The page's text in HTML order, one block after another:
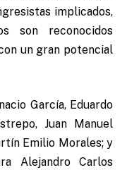
implicados,
son reconocidos
un gran potencial
García, Eduardo
Juan Manuel
Emilio Morales; y
Alejandro Carlos